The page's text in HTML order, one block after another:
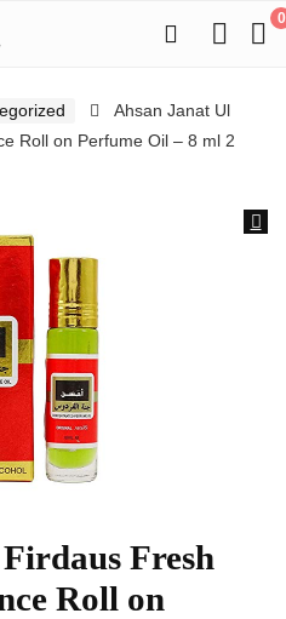
0
Ahsan Janat Ul
Roll on Perfume Oil – 8 ml 2
Fresh
Roll on